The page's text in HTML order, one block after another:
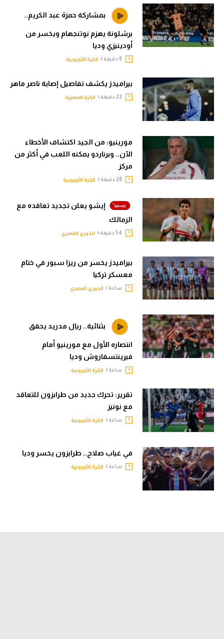
بمشاركة حمزة عبد الكريم..
برشلونة يهزم نوتنجهام ويخسر من
أودينيزي وديا
الكرة الأوروبية
بيراميدز يكشف تفاصيل إصابة ناصر ماهر
الكرة المصرية
مورينيو: من الجيد اكتشاف الأخطاء
الآن.. وبرناردو يمكنه اللعب في أكثر من
مركز
الكرة الأوروبية
إيشو يعلن تجديد تعاقده مع
الزمالك
الدوري المصري
بيراميدز يخسر من ريزا سبور في ختام
معسكر تركيا
ساعة | الدوري المصري
بثنائية.. ريال مدريد يحقق
انتصاره الأول مع مورينيو أمام
فيرينتسفاروش وديا
ساعة | الكرة الأوروبية
تقرير: تحرك جديد من طرابزون للتعاقد
مع نونيز
ساعة | الكرة الأوروبية
في غياب صلاح.. طرابزون يخسر وديا
ساعة | الكرة الأوروبية